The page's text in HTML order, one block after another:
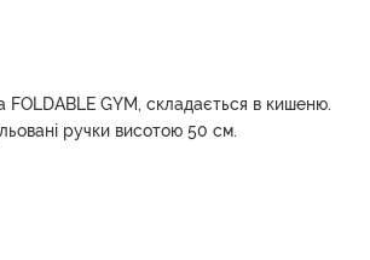
GYM, складається в кишеню.
ручки висотою 50 см.